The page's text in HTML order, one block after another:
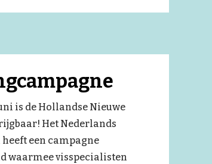
is de Hollandse Nieuwe
Het Nederlands
een campagne
waarmee visspecialisten